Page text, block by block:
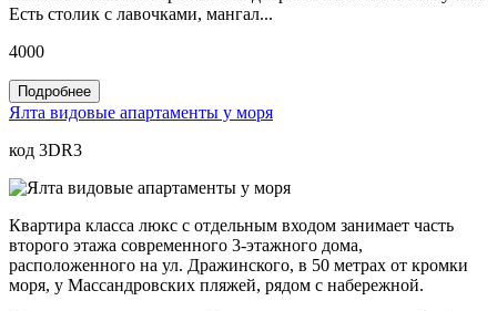
Есть столик с лавочками, мангал...
4000
Подробнее
Ялта видовые апартаменты у моря
код 3DR3
Квартира класса люкс с отдельным входом занимает часть
второго этажа современного 3-этажного дома,
расположенного на ул. Дражинского, в 50 метрах от кромки
моря, у Массандровских пляжей, рядом с набережной.